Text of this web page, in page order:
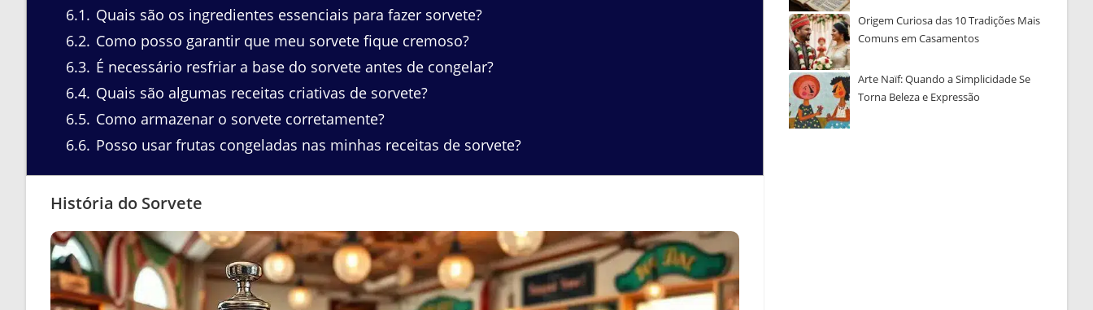
6.1
Quais são os ingredientes essenciais para fazer sorvete?
6.2 Como posso garantir que meu sorvete fique cremoso?
6.3 É necessário resfriar a base do sorvete antes de congelar?
6.4 Quais são algumas receitas criativas de sorvete?
6.5 Como armazenar o sorvete corretamente?
6.6 Posso usar frutas congeladas nas minhas receitas de sorvete?
História do Sorvete
Origem Curiosa das 10 Tradições Mais
Comuns em Casamentos
Arte Naïf: Quando a Simplicidade Se
Torna Beleza e Expressão